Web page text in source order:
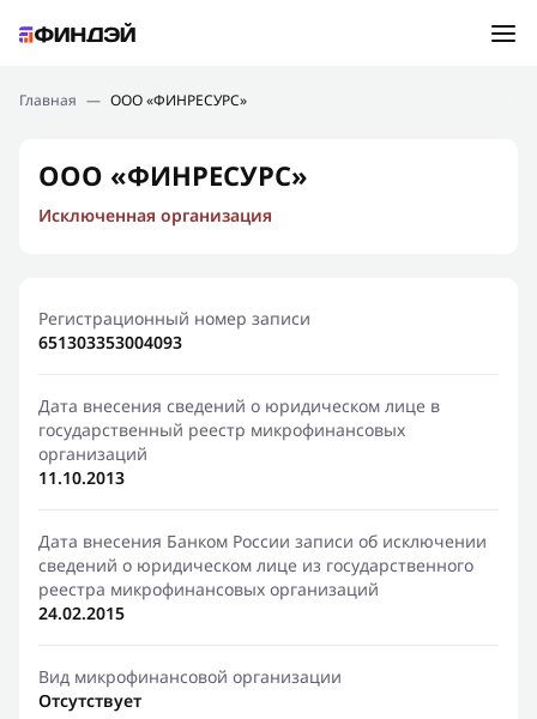
Подбор займа
Новости
Финансовое просвещение
Главная — ООО «ФИНРЕСУРС»
ООО «ФИНРЕСУРС»
Исключенная организация
Регистрационный номер записи
651303353004093
Дата внесения сведений о юридическом лице в
государственный реестр микрофинансовых
организаций
11.10.2013
Дата внесения Банком России записи об исключении
сведений о юридическом лице из государственного
реестра микрофинансовых организаций
24.02.2015
Вид микрофинансовой организации
Отсутствует
Ошибка:Контактная форма не найдена.
Спасибо, что написали нам
Мы свяжемся с Вами в ближайшее время и сообщим
результат
Отправить новый запрос